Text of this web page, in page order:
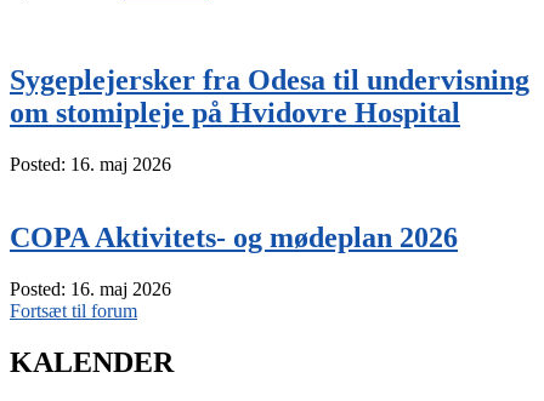
Sygeplejersker fra Odesa til undervisning
om stomipleje på Hvidovre Hospital
Posted: 16. maj 2026
COPA Aktivitets- og mødeplan 2026
Posted: 16. maj 2026
Fortsæt til forum
KALENDER